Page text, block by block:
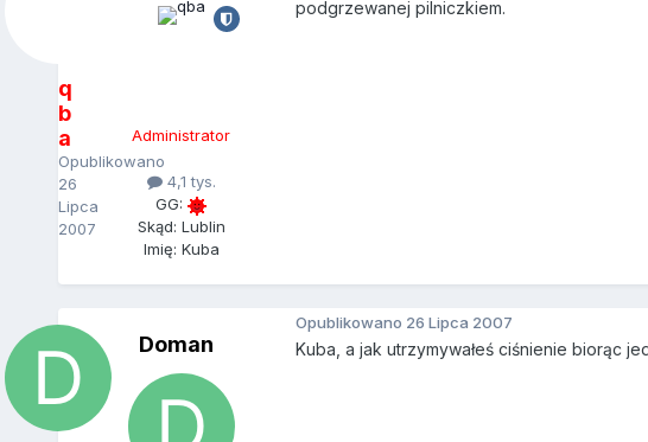
q
b
a
Opublikowano
26
Lipca
2007
Administrator
4,1 tys.
GG:
Skąd: Lublin
Imię: Kuba
podgrzewanej pilniczkiem.
Doman
Opublikowano 26 Lipca 2007
Kuba, a jak utrzymywałeś ciśnienie biorąc